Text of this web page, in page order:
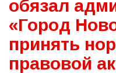
обязал
«Город
принять
правовой